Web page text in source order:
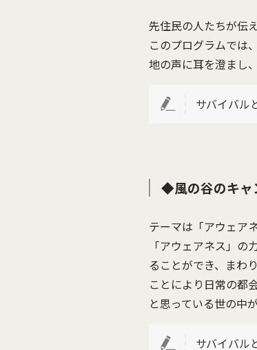
先住民の人たちが伝
このプログラムでは
地の声に耳を澄まし
サバイバ
◆風の谷のキャ
テーマは「アウェア
「アウェアネス」
ることができ、まわ
ことにより日常の都
と思っている世の中
サバイバ